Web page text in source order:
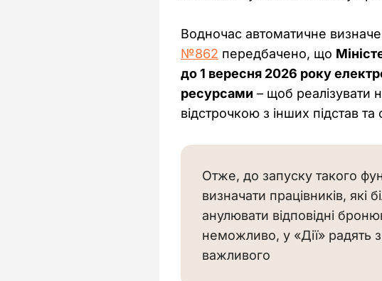
Водночас автоматичне
№862 передбачено, що
до 1 вересня 2026 року
ресурсами – щоб реалізувати
відстрочкою з інших підстав
Отже, до запуску такого
визначати працівників, які
анулювати відповідні
неможливо, у «Дії» радять
важливого